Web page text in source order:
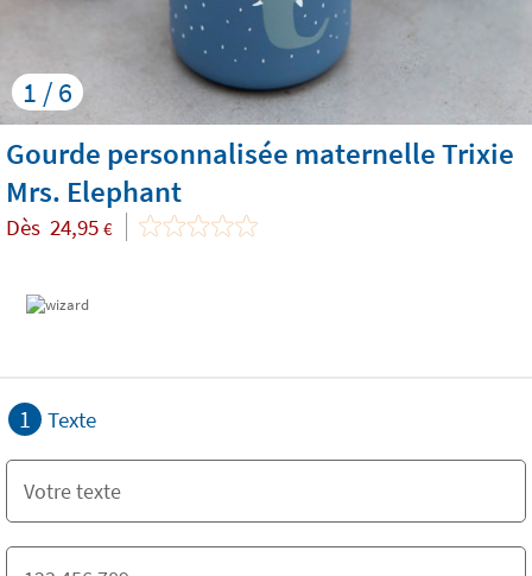
1 / 6
Gourde personnalisée maternelle Trixie
Mrs. Elephant
Dès 24,95 €
1 Texte